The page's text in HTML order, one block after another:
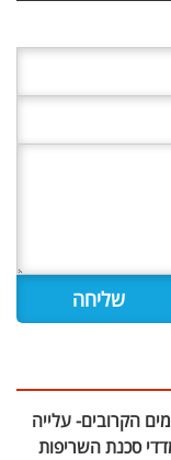
הקרובים- עלייה
סכנת השריפות